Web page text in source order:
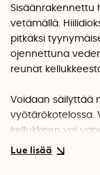
Sisäänrakennettu
vetämällä.
pitkäksi
ojennettuna
reunat
Voidaan säilyttää
vyötärökotelossa.
kellukkeen voi
Koteloon on